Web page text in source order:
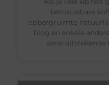
betrouwbare
opbergruimte
blog en enkele
serie